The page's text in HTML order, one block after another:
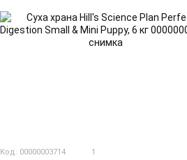
Код: 00000003714 1